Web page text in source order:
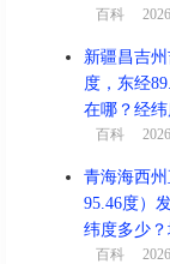
百科
新疆昌吉
度，东经
在哪？经
百科
青海海西
95.46度）
纬度多少
百科